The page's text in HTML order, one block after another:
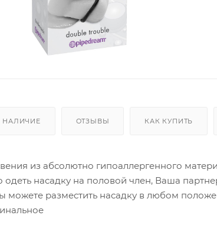
НАЛИЧИЕ ОТЗЫВЫ КАК КУПИТЬ
из абсолютно гипоаллергенного
одеть насадку на половой член, Ваша
разместить насадку в любом